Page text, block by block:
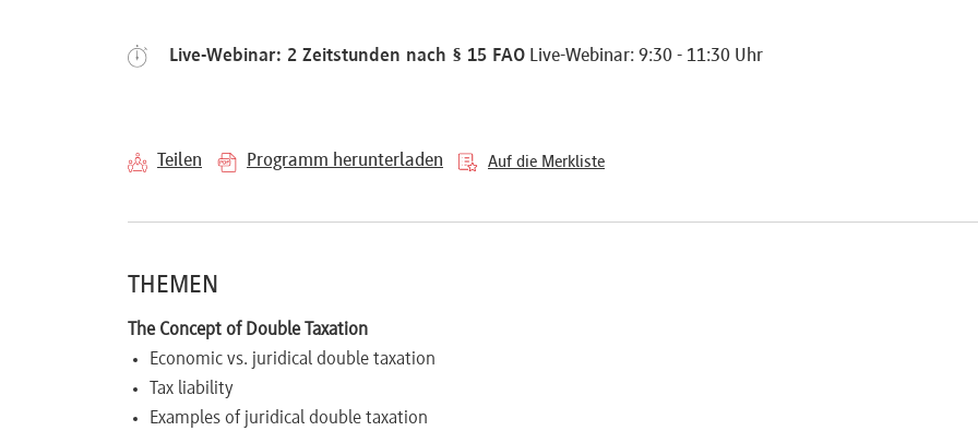
Live-Webinar: 2 Zeitstunden nach § 15 FAO Live-Webinar: 9:30 - 11:30 Uhr
Teilen Programm herunterladen Auf die Merkliste
THEMEN
The Concept of Double Taxation
Economic vs. juridical double taxation
Tax liability
Examples of juridical double taxation